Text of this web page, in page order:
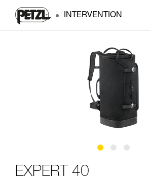
INTERVENTION
EXPERT 40